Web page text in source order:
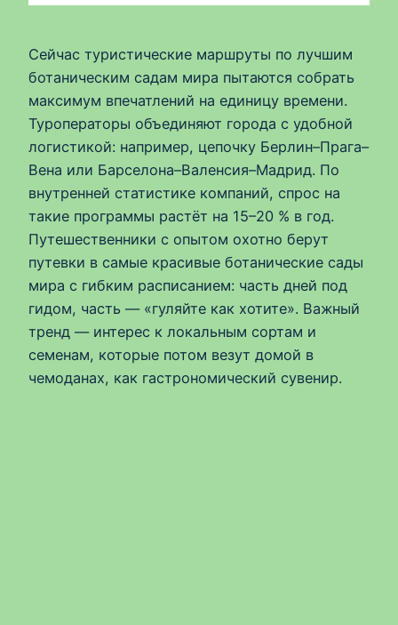
Сейчас туристические маршруты по лучшим
ботаническим садам мира пытаются собрать
максимум впечатлений на единицу времени.
Туроператоры объединяют города с удобной
логистикой: например, цепочку Берлин–Прага–
Вена или Барселона–Валенсия–Мадрид. По
внутренней статистике компаний, спрос на
такие программы растёт на 15–20 % в год.
Путешественники с опытом охотно берут
путевки в самые красивые ботанические сады
мира с гибким расписанием: часть дней под
гидом, часть — «гуляйте как хотите». Важный
тренд — интерес к локальным сортам и
семенам, которые потом везут домой в
чемоданах, как гастрономический сувенир.